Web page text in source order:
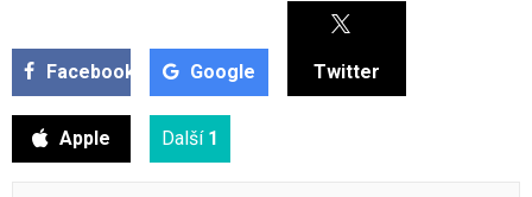
Facebook Google Twitter
Apple Další 1